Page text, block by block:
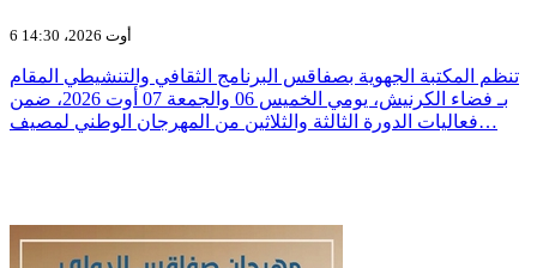
6 أوت 2026، 14:30
تنظم المكتبة الجهوية بصفاقس البرنامج الثقافي والتنشيطي المقام
بـ فضاء الكرنيش، يومي الخميس 06 والجمعة 07 أوت 2026، ضمن
فعاليات الدورة الثالثة والثلاثين من المهرجان الوطني لمصيف…